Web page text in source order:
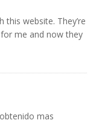
this website. They’re
me and now they
mas